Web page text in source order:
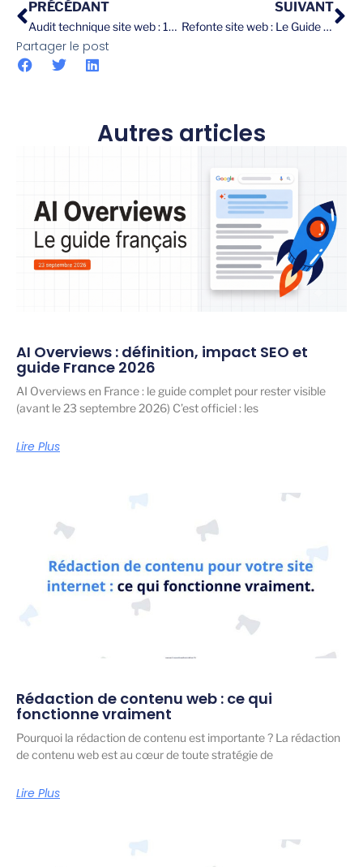
PRÉCÉDANT
Audit technique site web : 10 étapes essentielles pour booster votre référencement
SUIVANT
Refonte site web : Le Guide complet pour réussir votre projet en 2025
Partager le post
Autres articles
AI Overviews : définition, impact SEO et
guide France 2026
AI Overviews en France : le guide complet pour rester visible
(avant le 23 septembre 2026) C’est officiel : les
Lire Plus
Rédaction de contenu web : ce qui
fonctionne vraiment
Pourquoi la rédaction de contenu est importante ? La rédaction
de contenu web est au cœur de toute stratégie de
Lire Plus